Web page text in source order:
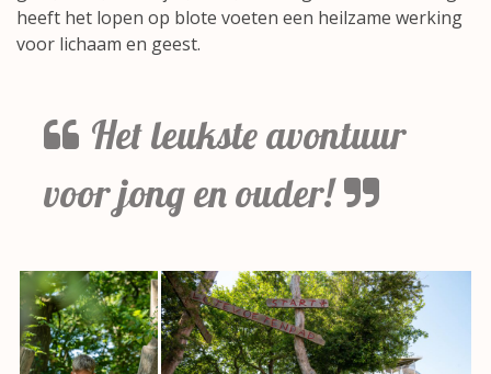
heeft het lopen op blote voeten een heilzame werking
voor lichaam en geest.
Het leukste avontuur
voor jong en ouder!